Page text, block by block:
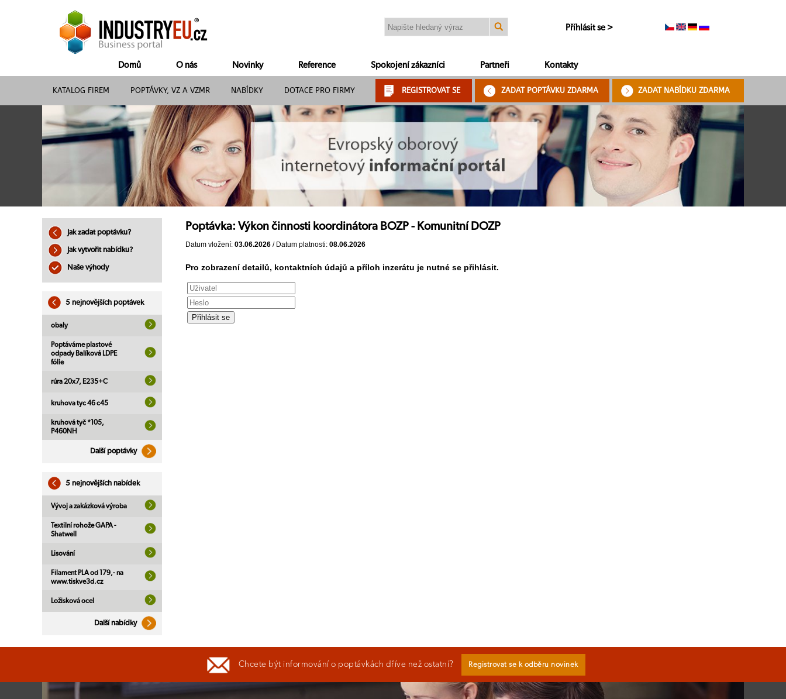
Příhlásit se >
Domů O nás Novinky Reference Spokojení zákazníci Partneři Kontakty
KATALOG FIREM POPTÁVKY, VZ A VZMR NABÍDKY DOTACE PRO FIRMY REGISTROVAT SE ZADAT POPTÁVKU ZDARMA ZADAT NABÍDKU ZDARMA
Jak zadat poptávku?
Jak vytvořit nabídku?
Naše výhody
5 nejnovějších poptávek
obaly
Poptáváme plastové
odpady Balíková LDPE
fólie
rúra 20x7, E235+C
kruhova tyc 46 c45
kruhová tyč *105,
P460NH
Další poptávky
5 nejnovějších nabídek
Vývoj a zakázková výroba
Textilní rohože GAPA -
Shatwell
Lisování
Filament PLA od 179,- na
www.tiskve3d.cz
Ložisková ocel
Další nabídky
Poptávka: Výkon činnosti koordinátora BOZP - Komunitní DOZP
Datum vložení: 03.06.2026 / Datum platnosti: 08.06.2026
Pro zobrazení detailů, kontaktních údajů a příloh inzerátu je nutné se přihlásit.
Chcete být informování o poptávkách dříve než ostatní? Registrovat se k odběru novinek